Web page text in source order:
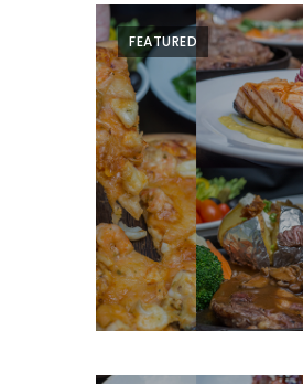
WONGNAI.COM
นโยบาย
ความ
เป็น
ส่วน
ตัว
#มา
เดิน
เล่น
กัน
มั้ย
ใน
ฐานะ
อะไร
ก็ได้
…
งาน
FEATURED